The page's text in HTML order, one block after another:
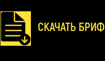
СКАЧАТЬ БРИФ